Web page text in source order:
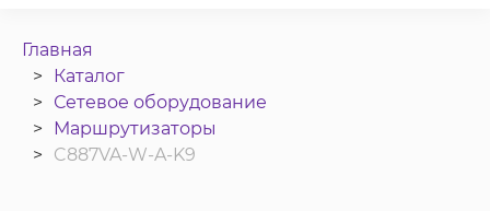
Главная
Каталог
Сетевое оборудование
Маршрутизаторы
C887VA-W-A-K9